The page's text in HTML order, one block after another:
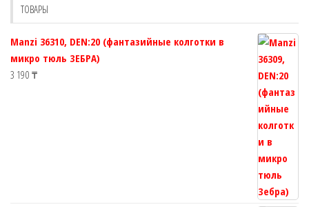
товара.
товара.
ТОВАРЫ
Manzi 36310, DEN:20 (фантазийные колготки в
микро тюль ЗЕБРА)
3 190 ₸